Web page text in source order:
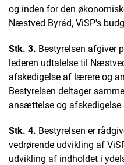
og inden for den
Næstved Byråd, ViSP's
Stk. 3. Bestyrelsen afgiver
lederen udtalelse til
afskedigelse af lærere og
Bestyrelsen deltager
ansættelse og afskedigelse
Stk. 4. Bestyrelsen er
vedrørende udvikling af
udvikling af indholdet i